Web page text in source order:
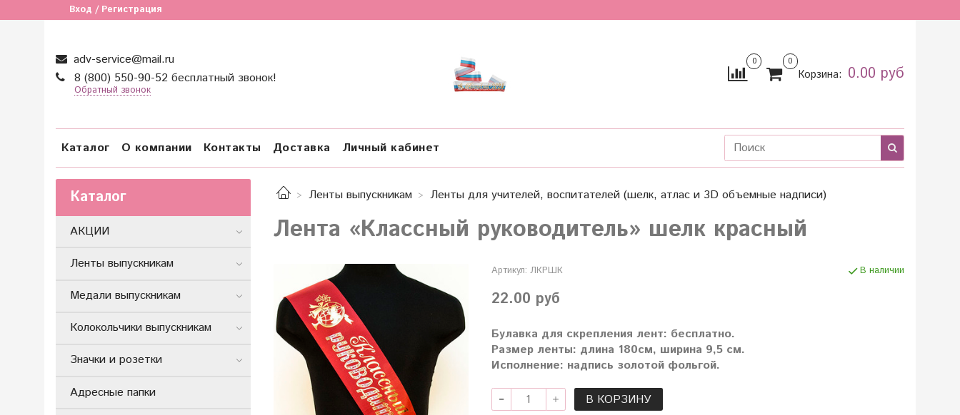
Вход / Регистрация
adv-service@mail.ru
8 (800) 550-90-52 бесплатный звонок!
Обратный звонок
0 0
Корзина: 0.00 руб
Каталог О компании Контакты Доставка Личный кабинет
Ленты выпускникам Ленты для учителей, воспитателей (шелк, атлас и 3D объемные надписи)
Лента «Классный руководитель» шелк красный
Артикул: ЛКРШК В наличии
22.00 руб
Булавка для скрепления лент: бесплатно.
Размер ленты: длина 180см, ширина 9,5 см.
Исполнение: надпись золотой фольгой.
В КОРЗИНУ
Каталог
АКЦИИ
Ленты выпускникам
Медали выпускникам
Колокольчики выпускникам
Значки и розетки
Адресные папки